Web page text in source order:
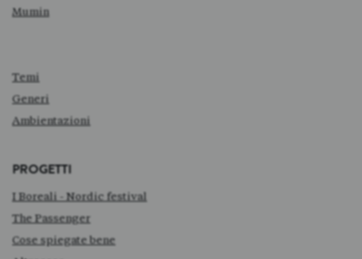
Mumin
Temi
Generi
Ambientazioni
PROGETTI
I Boreali - Nordic festival
The Passenger
Cose spiegate bene